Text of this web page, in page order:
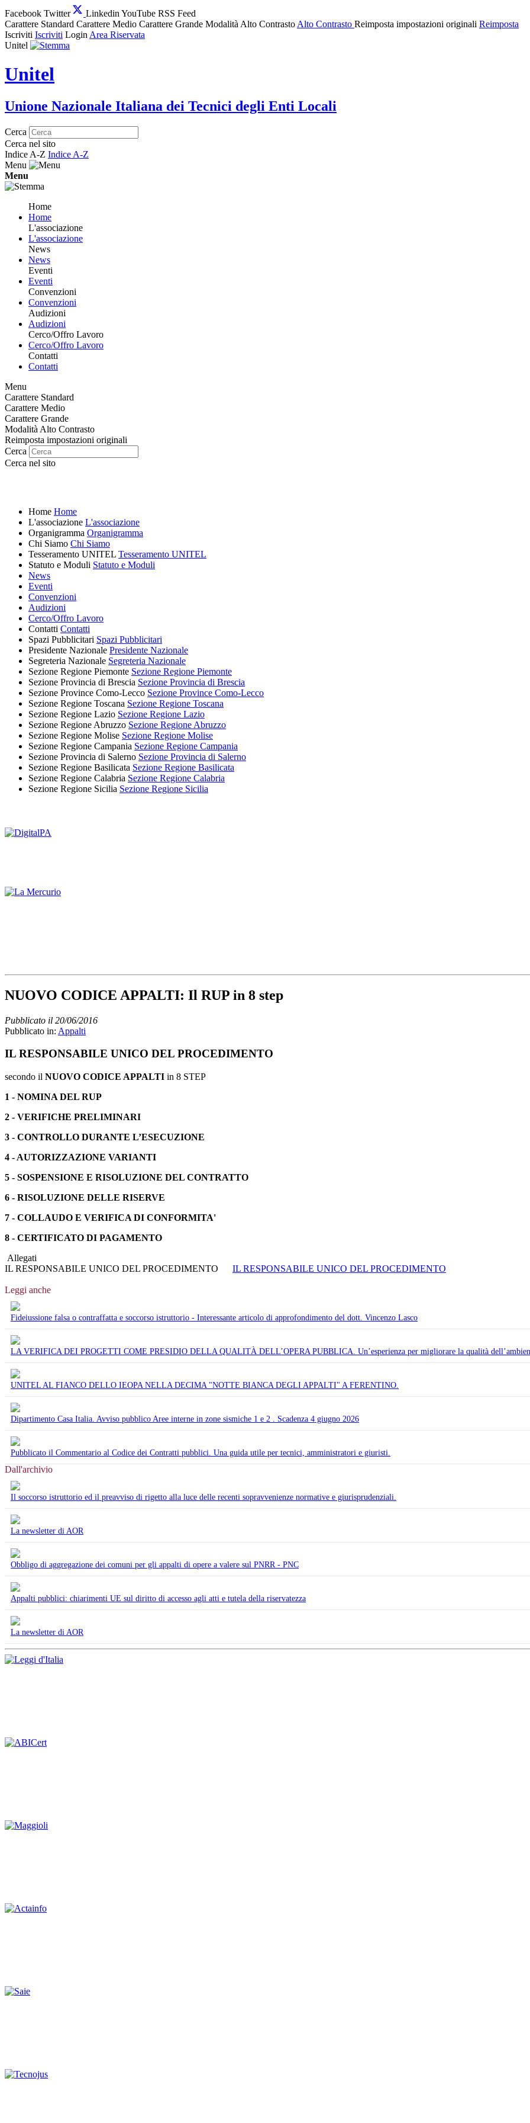
Facebook Twitter Linkedin YouTube RSS Feed
Carattere Standard Carattere Medio Carattere Grande Modalità Alto Contrasto Alto Contrasto Reimposta impostazioni originali Reimposta
Iscriviti Iscriviti Login Area Riservata
Unitel
Unitel
Unione Nazionale Italiana dei Tecnici degli Enti Locali
Cerca
Cerca nel sito
Indice A-Z Indice A-Z
Menu
Menu
Home
Home
L'associazione
L'associazione
News
News
Eventi
Eventi
Convenzioni
Convenzioni
Audizioni
Audizioni
Cerco/Offro Lavoro
Cerco/Offro Lavoro
Contatti
Contatti
Menu
Carattere Standard
Carattere Medio
Carattere Grande
Modalità Alto Contrasto
Reimposta impostazioni originali
Cerca
Cerca nel sito
Home Home
L'associazione L'associazione
Organigramma Organigramma
Chi Siamo Chi Siamo
Tesseramento UNITEL Tesseramento UNITEL
Statuto e Moduli Statuto e Moduli
News
Eventi
Convenzioni
Audizioni
Cerco/Offro Lavoro
Contatti Contatti
Spazi Pubblicitari Spazi Pubblicitari
Presidente Nazionale Presidente Nazionale
Segreteria Nazionale Segreteria Nazionale
Sezione Regione Piemonte Sezione Regione Piemonte
Sezione Provincia di Brescia Sezione Provincia di Brescia
Sezione Province Como-Lecco Sezione Province Como-Lecco
Sezione Regione Toscana Sezione Regione Toscana
Sezione Regione Lazio Sezione Regione Lazio
Sezione Regione Abruzzo Sezione Regione Abruzzo
Sezione Regione Molise Sezione Regione Molise
Sezione Regione Campania Sezione Regione Campania
Sezione Provincia di Salerno Sezione Provincia di Salerno
Sezione Regione Basilicata Sezione Regione Basilicata
Sezione Regione Calabria Sezione Regione Calabria
Sezione Regione Sicilia Sezione Regione Sicilia
NUOVO CODICE APPALTI: Il RUP in 8 step
Pubblicato il 20/06/2016
Pubblicato in: Appalti
IL RESPONSABILE UNICO DEL PROCEDIMENTO
secondo il NUOVO CODICE APPALTI in 8 STEP
1 - NOMINA DEL RUP
2 - VERIFICHE PRELIMINARI
3 - CONTROLLO DURANTE L’ESECUZIONE
4 - AUTORIZZAZIONE VARIANTI
5 - SOSPENSIONE E RISOLUZIONE DEL CONTRATTO
6 - RISOLUZIONE DELLE RISERVE
7 - COLLAUDO E VERIFICA DI CONFORMITA'
8 - CERTIFICATO DI PAGAMENTO
Allegati
IL RESPONSABILE UNICO DEL PROCEDIMENTO
IL RESPONSABILE UNICO DEL PROCEDIMENTO
Leggi anche
Fideiussione falsa o contraffatta e soccorso istruttorio - Interessante articolo di approfondimento del dott. Vincenzo Lasco
LA VERIFICA DEI PROGETTI COME PRESIDIO DELLA QUALITÀ DELL’OPERA PUBBLICA. Un’esperienza per migliorare la qualità
UNITEL AL FIANCO DELLO IEOPA NELLA DECIMA "NOTTE BIANCA DEGLI APPALTI" A FERENTINO.
Dipartimento Casa Italia. Avviso pubblico Aree interne in zone sismiche 1 e 2 . Scadenza 4 giugno 2026
Pubblicato il Commentario al Codice dei Contratti pubblici. Una guida utile per tecnici, amministratori e giuristi.
Dall'archivio
Il soccorso istruttorio ed il preavviso di rigetto alla luce delle recenti sopravvenienze normative e giurisprudenziali.
La newsletter di AOR
Obbligo di aggregazione dei comuni per gli appalti di opere a valere sul PNRR - PNC
Appalti pubblici: chiarimenti UE sul diritto di accesso agli atti e tutela della riservatezza
La newsletter di AOR